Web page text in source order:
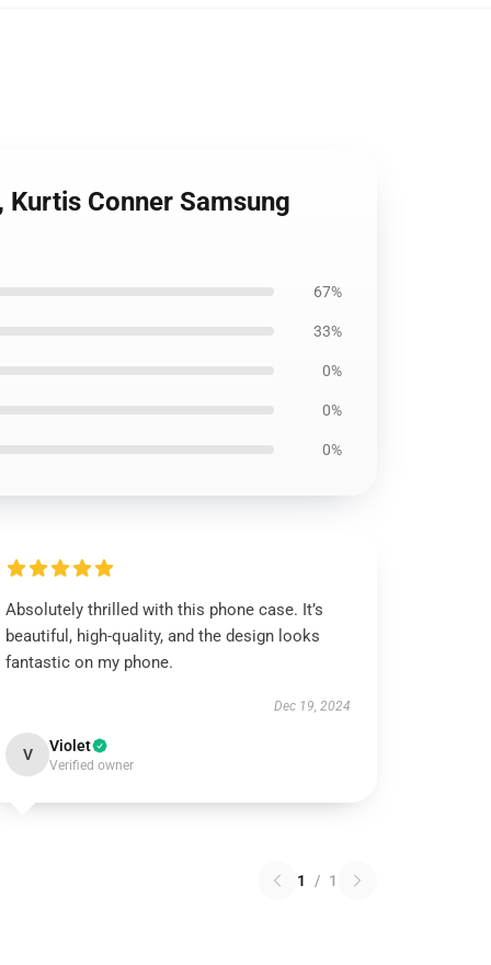
Conner Samsung
67%
33%
0%
0%
0%
Absolutely thrilled with this phone case. It’s
beautiful, high-quality, and the design looks
fantastic on my phone.
Dec 19, 2024
V Violet
Verified owner
1 / 1